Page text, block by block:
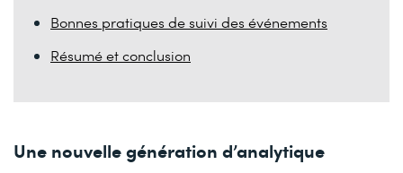
Bonnes pratiques de suivi des événements
Résumé et conclusion
Une nouvelle génération d’analytique